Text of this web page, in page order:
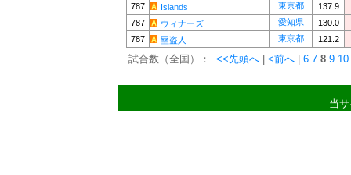
787
Islands 東京都
137.9
787
ウィナーズ 愛知県
130.0
787
塁盗人 東京都 121.2
試合数（全国）： <<先頭へ <前へ 6 7 8 9 10
当